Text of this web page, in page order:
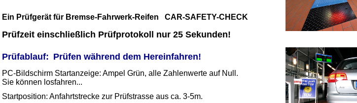
Ein Prüfgerät für Bremse-Fahrwerk-Reifen CAR-SAFETY-CHECK
Prüfzeit einschließlich Prüfprotokoll nur 25 Sekunden!
Prüfablauf: Prüfen während dem Hereinfahren!
PC-Bildschirm Startanzeige: Ampel Grün, alle Zahlenwerte auf Null.
Sie können losfahren...
Startposition: Anfahrtstrecke zur Prüfstrasse aus ca. 3-5m.